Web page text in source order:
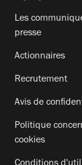
Les
presse
Actionnaires
Recrutement
Avis de
Politique
cookies